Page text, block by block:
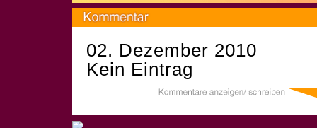
02. Dezember 2010
Kein Eintrag